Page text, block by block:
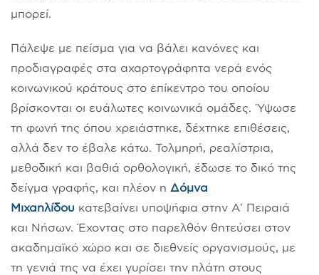
μπορεί.
Πάλεψε με πείσμα για να βάλει κανόνες και
προδιαγραφές στα αχαρτογράφητα νερά ενός
κοινωνικού κράτους στο επίκεντρο του οποίου
βρίσκονται οι ευάλωτες κοινωνικά ομάδες. Ύψωσε
τη φωνή της όπου χρειάστηκε, δέχτηκε επιθέσεις,
αλλά δεν το έβαλε κάτω. Τολμηρή, ρεαλίστρια,
μεθοδική και βαθιά ορθολογική, έδωσε το δικό της
δείγμα γραφής, και πλέον η Δόμνα
Μιχαηλίδου κατεβαίνει υποψήφια στην Α’ Πειραιά
και Νήσων. Έχοντας στο παρελθόν θητεύσει στον
ακαδημαϊκό χώρο και σε διεθνείς οργανισμούς, με
τη γενιά της να έχει γυρίσει την πλάτη στους